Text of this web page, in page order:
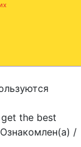
the best
Ознакомлен(а) /